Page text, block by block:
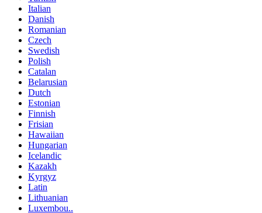
Italian
Danish
Romanian
Czech
Swedish
Polish
Catalan
Belarusian
Dutch
Estonian
Finnish
Frisian
Hawaiian
Hungarian
Icelandic
Kazakh
Kyrgyz
Latin
Lithuanian
Luxembou..